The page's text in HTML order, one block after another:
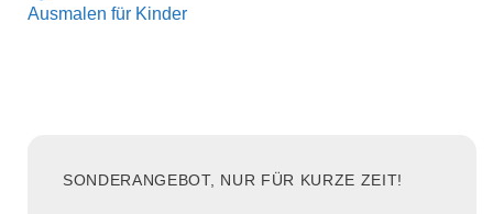
Ausmalen für Kinder
SONDERANGEBOT, NUR FÜR KURZE ZEIT!